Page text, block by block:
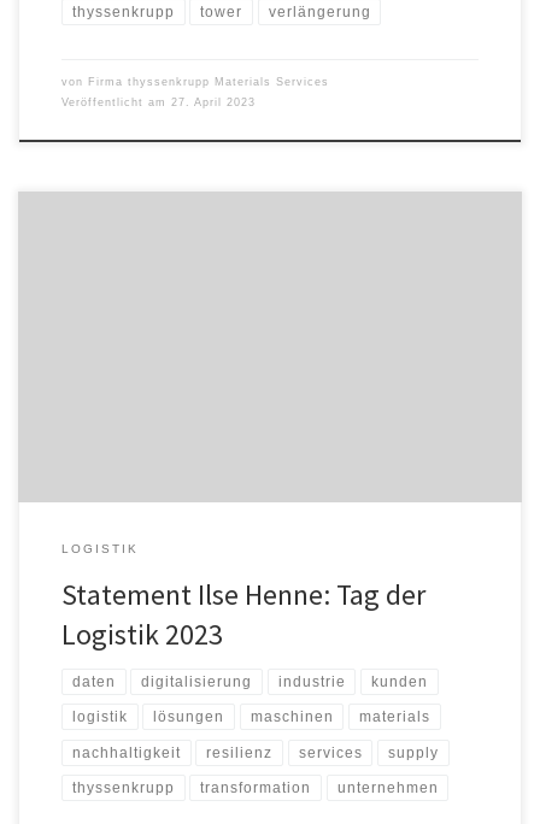
thyssenkrupp tower verlängerung
von Firma thyssenkrupp Materials Services
Veröffentlicht am
27. April 2023
LOGISTIK
Statement Ilse Henne: Tag der
Logistik 2023
daten digitalisierung industrie kunden
logistik lösungen maschinen materials
nachhaltigkeit resilienz services supply
thyssenkrupp transformation unternehmen